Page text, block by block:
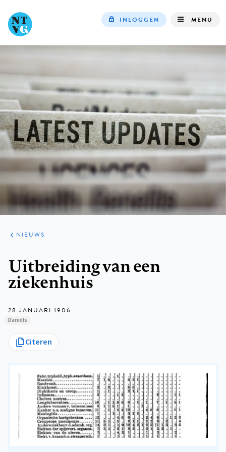
navigation
INLOGGEN MENU
ARTIKELEN
HET
KORT
NIEUWS
Uitbreiding van een
ziekenhuis
28 JANUARI 1906
Daniëls
Citeren